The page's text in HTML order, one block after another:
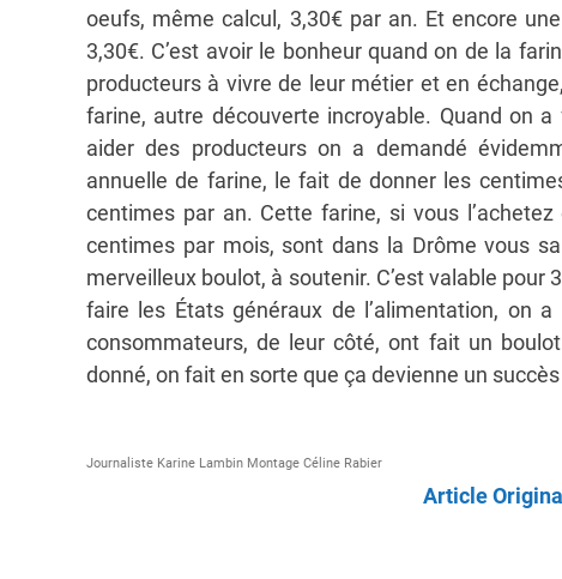
oeufs, même calcul, 3,30€ par an. Et encore
3,30€. C’est avoir le bonheur quand on de la
producteurs à vivre de leur métier et en
farine, autre découverte incroyable. Quand on
aider des producteurs on a demandé
annuelle de farine, le fait de donner les
centimes par an. Cette farine, si vous
centimes par mois, sont dans la Drôme vous
merveilleux boulot, à soutenir. C’est valable pour
faire les États généraux de l’alimentation, on
consommateurs, de leur côté, ont fait un
donné, on fait en sorte que ça devienne un
Journaliste Karine Lambin Montage Céline Rabier
Article Original